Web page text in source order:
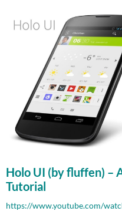
Holo UI (by fluffen) –
Tutorial
https://www.youtube.com/